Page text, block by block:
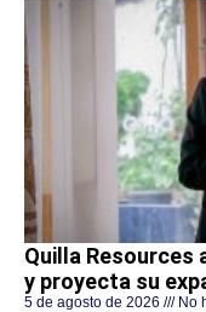
Quilla Resources
y proyecta su
5 de agosto de 2026 No